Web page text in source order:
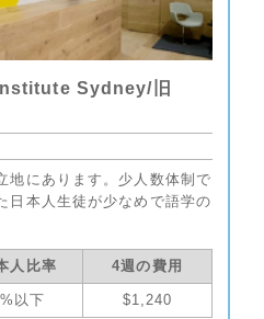
Sydney/旧
地にあります。少人数体制で
日本人生徒が少なめで語学の
人比率 4週の費用
以下 $1,240